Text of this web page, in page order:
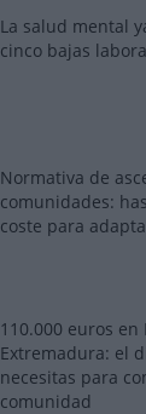
La salud mental
cinco bajas
Normativa de
comunidades:
coste para
110.000 euros
Extremadura: el
necesitas para
comunidad